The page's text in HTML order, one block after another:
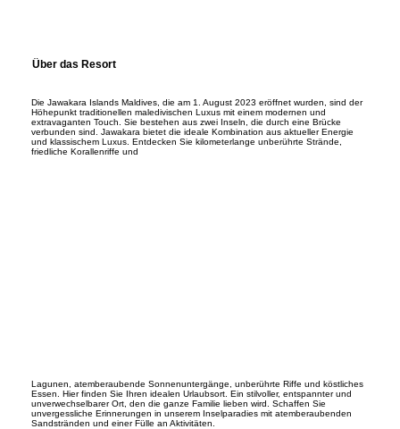
Über das Resort
Die Jawakara Islands Maldives, die am 1. August 2023 eröffnet wurden, sind der
Höhepunkt traditionellen maledivischen Luxus mit einem modernen und
extravaganten Touch. Sie bestehen aus zwei Inseln, die durch eine Brücke
verbunden sind. Jawakara bietet die ideale Kombination aus aktueller Energie
und klassischem Luxus. Entdecken Sie kilometerlange unberührte Strände,
friedliche Korallenriffe und
Lagunen, atemberaubende Sonnenuntergänge, unberührte Riffe und köstliches
Essen. Hier finden Sie Ihren idealen Urlaubsort. Ein stilvoller, entspannter und
unverwechselbarer Ort, den die ganze Familie lieben wird. Schaffen Sie
unvergessliche Erinnerungen in unserem Inselparadies mit atemberaubenden
Sandstränden und einer Fülle an Aktivitäten.